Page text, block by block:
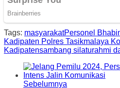
Tags: masyarakatPersonel
Kadipaten Polres Tasikmalaya
Kadipatensambang silaturahmi
Sebelumnya